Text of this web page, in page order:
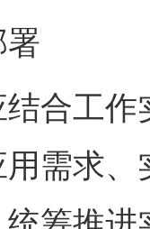
工作
需求